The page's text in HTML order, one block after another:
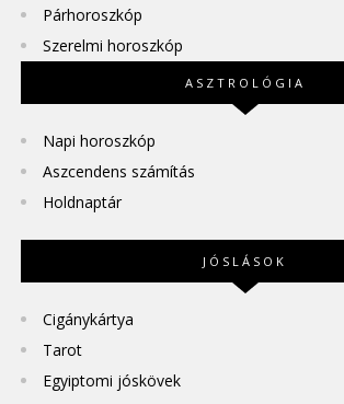
Párhoroszkóp
Szerelmi horoszkóp
ASZTROLÓGIA
Napi horoszkóp
Aszcendens számítás
Holdnaptár
JÓSLÁSOK
Cigánykártya
Tarot
Egyiptomi jóskövek